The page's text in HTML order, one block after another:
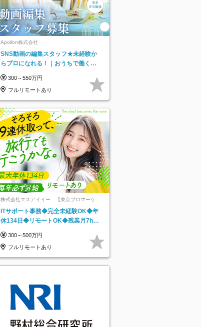
Apollon株式会社
SNS動画の編集スタッフ★未経験か
らプロになれる！｜おうちで働くフ
300～550万円
フルリモートあり
株式会社エスアイイー 【東京プロマーケッ
ITサポート事務◆完全未経験OK◆年
休134日◆リモートOK◆残業月7h以
300～500万円
フルリモートあり